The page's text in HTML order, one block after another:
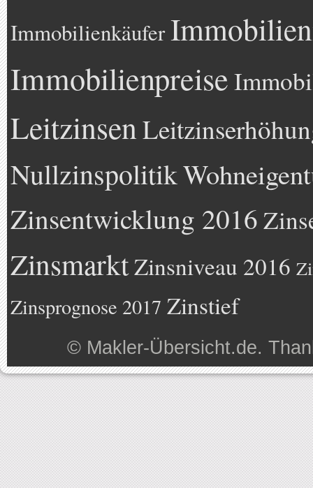
Immobilienkäufer
Immobilienpreise
Leitzinsen
Nullzinspolitik
Zinsentwicklung 2016
ZinsmarktZinsniveau 2016
Zinsprognose 2017 Zinstief
© Makler-Übersicht.de.